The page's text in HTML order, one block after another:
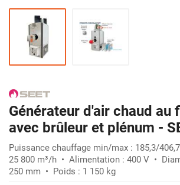
Générateur d'air chaud au
avec brûleur et plénum -
Puissance chauffage min/max : 185,3/
25 800 m³/h • Alimentation : 400 V •
250 mm • Poids : 1 150 kg